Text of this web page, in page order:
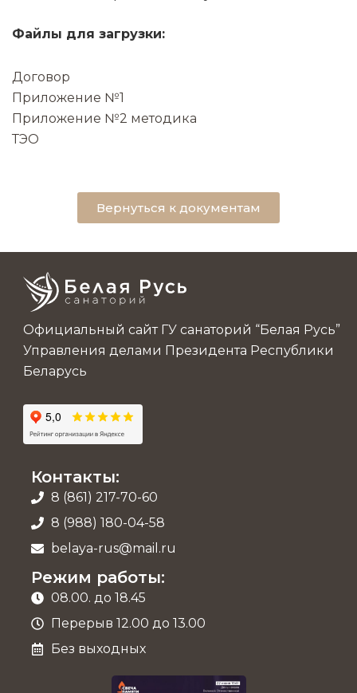
Файлы для загрузки:
Договор
Приложение №1
Приложение №2 методика
ТЭО
Вернуться к документам
Официальный сайт ГУ санаторий “Белая Русь”
Управления делами Президента Республики
Беларусь
Контакты:
8 (861) 217-70-60
8 (988) 180-04-58
belaya-rus@mail.ru
Режим работы:
08.00. до 18.45
Перерыв 12.00 до 13.00
Без выходных